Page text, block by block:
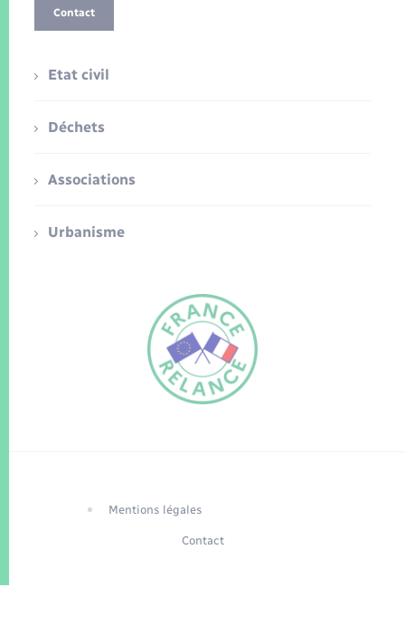
Contact
Etat civil
Déchets
Associations
Urbanisme
Mentions légales
Contact